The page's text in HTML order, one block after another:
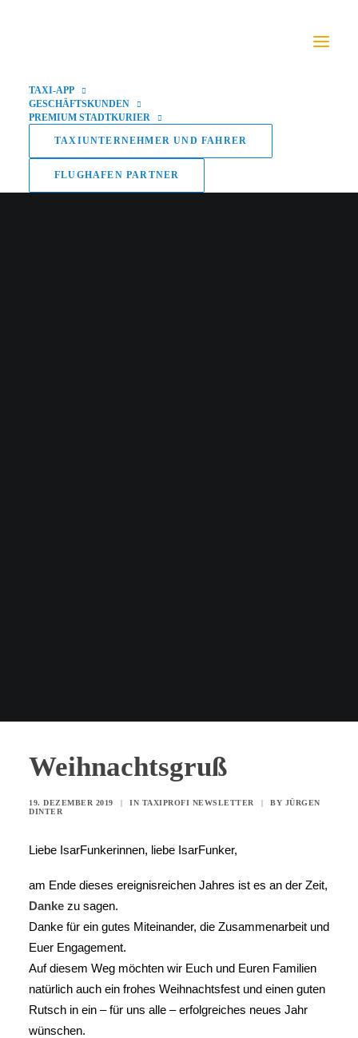
TAXI-APP
GESCHÄFTSKUNDEN
PREMIUM STADTKURIER
TAXIUNTERNEHMER UND FAHRER
FLUGHAFEN PARTNER
Weihnachtsgruß
19. DEZEMBER 2019 | IN TAXIPROFI NEWSLETTER | BY JÜRGEN
DINTER
Liebe IsarFunkerinnen, liebe IsarFunker,
am Ende dieses ereignisreichen Jahres ist es an der Zeit,
Danke zu sagen.
Danke für ein gutes Miteinander, die Zusammenarbeit und
Euer Engagement.
Auf diesem Weg möchten wir Euch und Euren Familien
natürlich auch ein frohes Weihnachtsfest und einen guten
Rutsch in ein – für uns alle – erfolgreiches neues Jahr
wünschen.